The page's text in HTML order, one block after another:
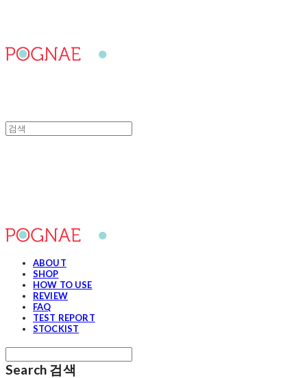
ABOUT
SHOP
HOW TO USE
REVIEW
FAQ
TEST REPORT
STOCKIST
Search 검색